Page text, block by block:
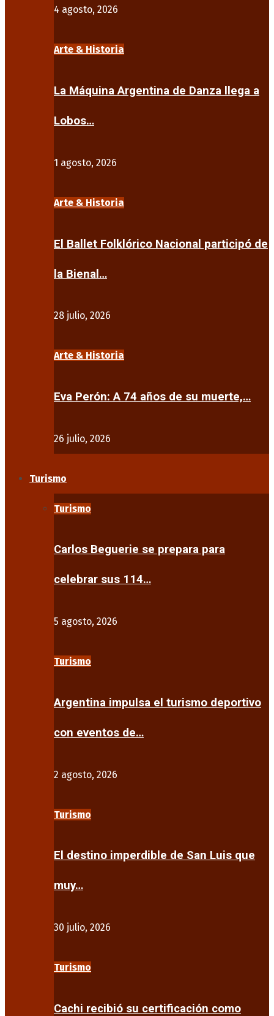
4 agosto, 2026
Arte & Historia
La Máquina Argentina de Danza llega a
Lobos…
1 agosto, 2026
Arte & Historia
El Ballet Folklórico Nacional participó de
la Bienal…
28 julio, 2026
Arte & Historia
Eva Perón: A 74 años de su muerte,…
26 julio, 2026
Turismo
Turismo
Carlos Beguerie se prepara para
celebrar sus 114…
5 agosto, 2026
Turismo
Argentina impulsa el turismo deportivo
con eventos de…
2 agosto, 2026
Turismo
El destino imperdible de San Luis que
muy…
30 julio, 2026
Turismo
Cachi recibió su certificación como